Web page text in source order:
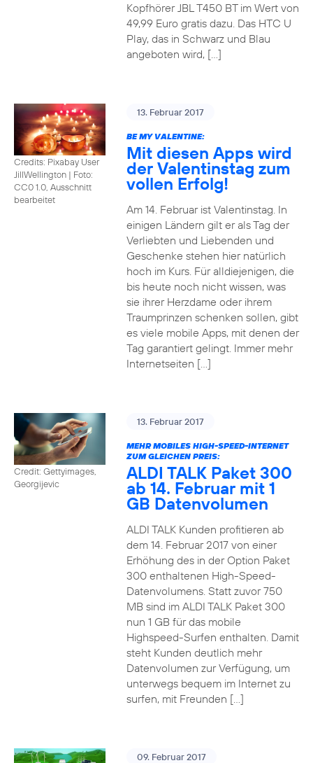
Kopfhörer JBL T450 BT im Wert von
49,99 Euro gratis dazu. Das HTC U
Play, das in Schwarz und Blau
angeboten wird, […]
Credits: Pixabay User
JillWellington | Foto:
CC0 1.0, Ausschnitt
bearbeitet
13. Februar 2017
BE MY VALENTINE:
Mit diesen Apps wird
der Valentinstag zum
vollen Erfolg!
Am 14. Februar ist Valentinstag. In
einigen Ländern gilt er als Tag der
Verliebten und Liebenden und
Geschenke stehen hier natürlich
hoch im Kurs. Für alldiejenigen, die
bis heute noch nicht wissen, was
sie ihrer Herzdame oder ihrem
Traumprinzen schenken sollen, gibt
es viele mobile Apps, mit denen der
Tag garantiert gelingt. Immer mehr
Internetseiten […]
Credit: Gettyimages,
Georgijevic
13. Februar 2017
MEHR MOBILES HIGH-SPEED-INTERNET
ZUM GLEICHEN PREIS:
ALDI TALK Paket 300
ab 14. Februar mit 1
GB Datenvolumen
ALDI TALK Kunden profitieren ab
dem 14. Februar 2017 von einer
Erhöhung des in der Option Paket
300 enthaltenen High-Speed-
Datenvolumens. Statt zuvor 750
MB sind im ALDI TALK Paket 300
nun 1 GB für das mobile
Highspeed-Surfen enthalten. Damit
steht Kunden deutlich mehr
Datenvolumen zur Verfügung, um
unterwegs bequem im Internet zu
surfen, mit Freunden […]
09. Februar 2017